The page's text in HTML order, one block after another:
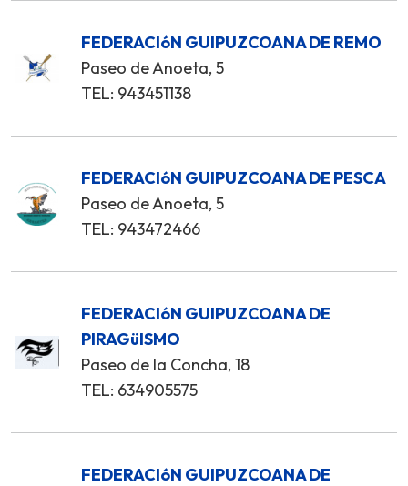
FEDERACIóN GUIPUZCOANA DE REMO
Paseo de Anoeta, 5
TEL: 943451138
FEDERACIóN GUIPUZCOANA DE PESCA
Paseo de Anoeta, 5
TEL: 943472466
FEDERACIóN GUIPUZCOANA DE
PIRAGüISMO
Paseo de la Concha, 18
TEL: 634905575
FEDERACIóN GUIPUZCOANA DE